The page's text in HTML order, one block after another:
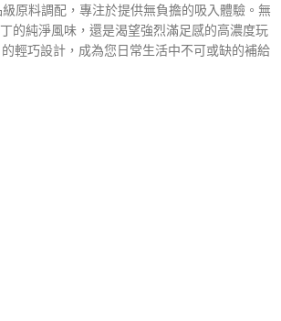
級原料調配，專注於提供無負擔的吸入體驗。無
的純淨風味，還是渴望強烈滿足感的高濃度玩
的輕巧設計，成為您日常生活中不可或缺的補給